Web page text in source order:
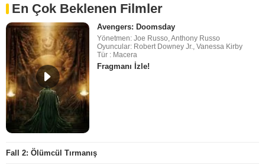
En Çok Beklenen Filmler
Avengers: Doomsday
Yönetmen: Joe Russo, Anthony Russo
Oyuncular: Robert Downey Jr., Vanessa Kirby
Tür : Macera
Fragmanı İzle!
Fall 2: Ölümcül Tırmanış